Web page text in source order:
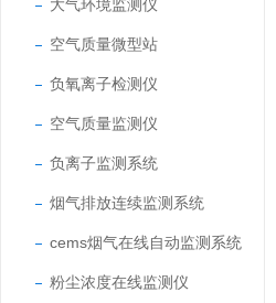
大气环境监测仪
空气质量微型站
负氧离子检测仪
空气质量监测仪
负离子监测系统
烟气排放连续监测系统
cems烟气在线自动监测系统
粉尘浓度在线监测仪